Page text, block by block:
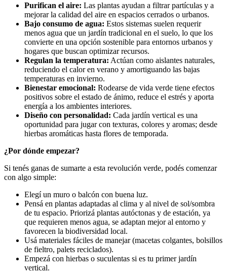
Purifican el aire: Las plantas ayudan a filtrar partículas y a
mejorar la calidad del aire en espacios cerrados o urbanos.
Bajo consumo de agua: Estos sistemas suelen requerir
menos agua que un jardín tradicional en el suelo, lo que los
convierte en una opción sostenible para entornos urbanos y
hogares que buscan optimizar recursos.
Regulan la temperatura: Actúan como aislantes naturales,
reduciendo el calor en verano y amortiguando las bajas
temperaturas en invierno.
Bienestar emocional: Rodearse de vida verde tiene efectos
positivos sobre el estado de ánimo, reduce el estrés y aporta
energía a los ambientes interiores.
Diseño con personalidad: Cada jardín vertical es una
oportunidad para jugar con texturas, colores y aromas; desde
hierbas aromáticas hasta flores de temporada.
¿Por dónde empezar?
Si tenés ganas de sumarte a esta revolución verde, podés comenzar
con algo simple:
Elegí un muro o balcón con buena luz.
Pensá en plantas adaptadas al clima y al nivel de sol/sombra
de tu espacio. Priorizá plantas autóctonas y de estación, ya
que requieren menos agua, se adaptan mejor al entorno y
favorecen la biodiversidad local.
Usá materiales fáciles de manejar (macetas colgantes, bolsillos
de fieltro, palets reciclados).
Empezá con hierbas o suculentas si es tu primer jardín
vertical.